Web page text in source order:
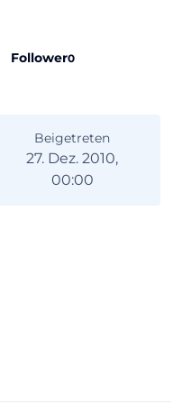
Follower0
Beigetreten
27. Dez. 2010,
00:00